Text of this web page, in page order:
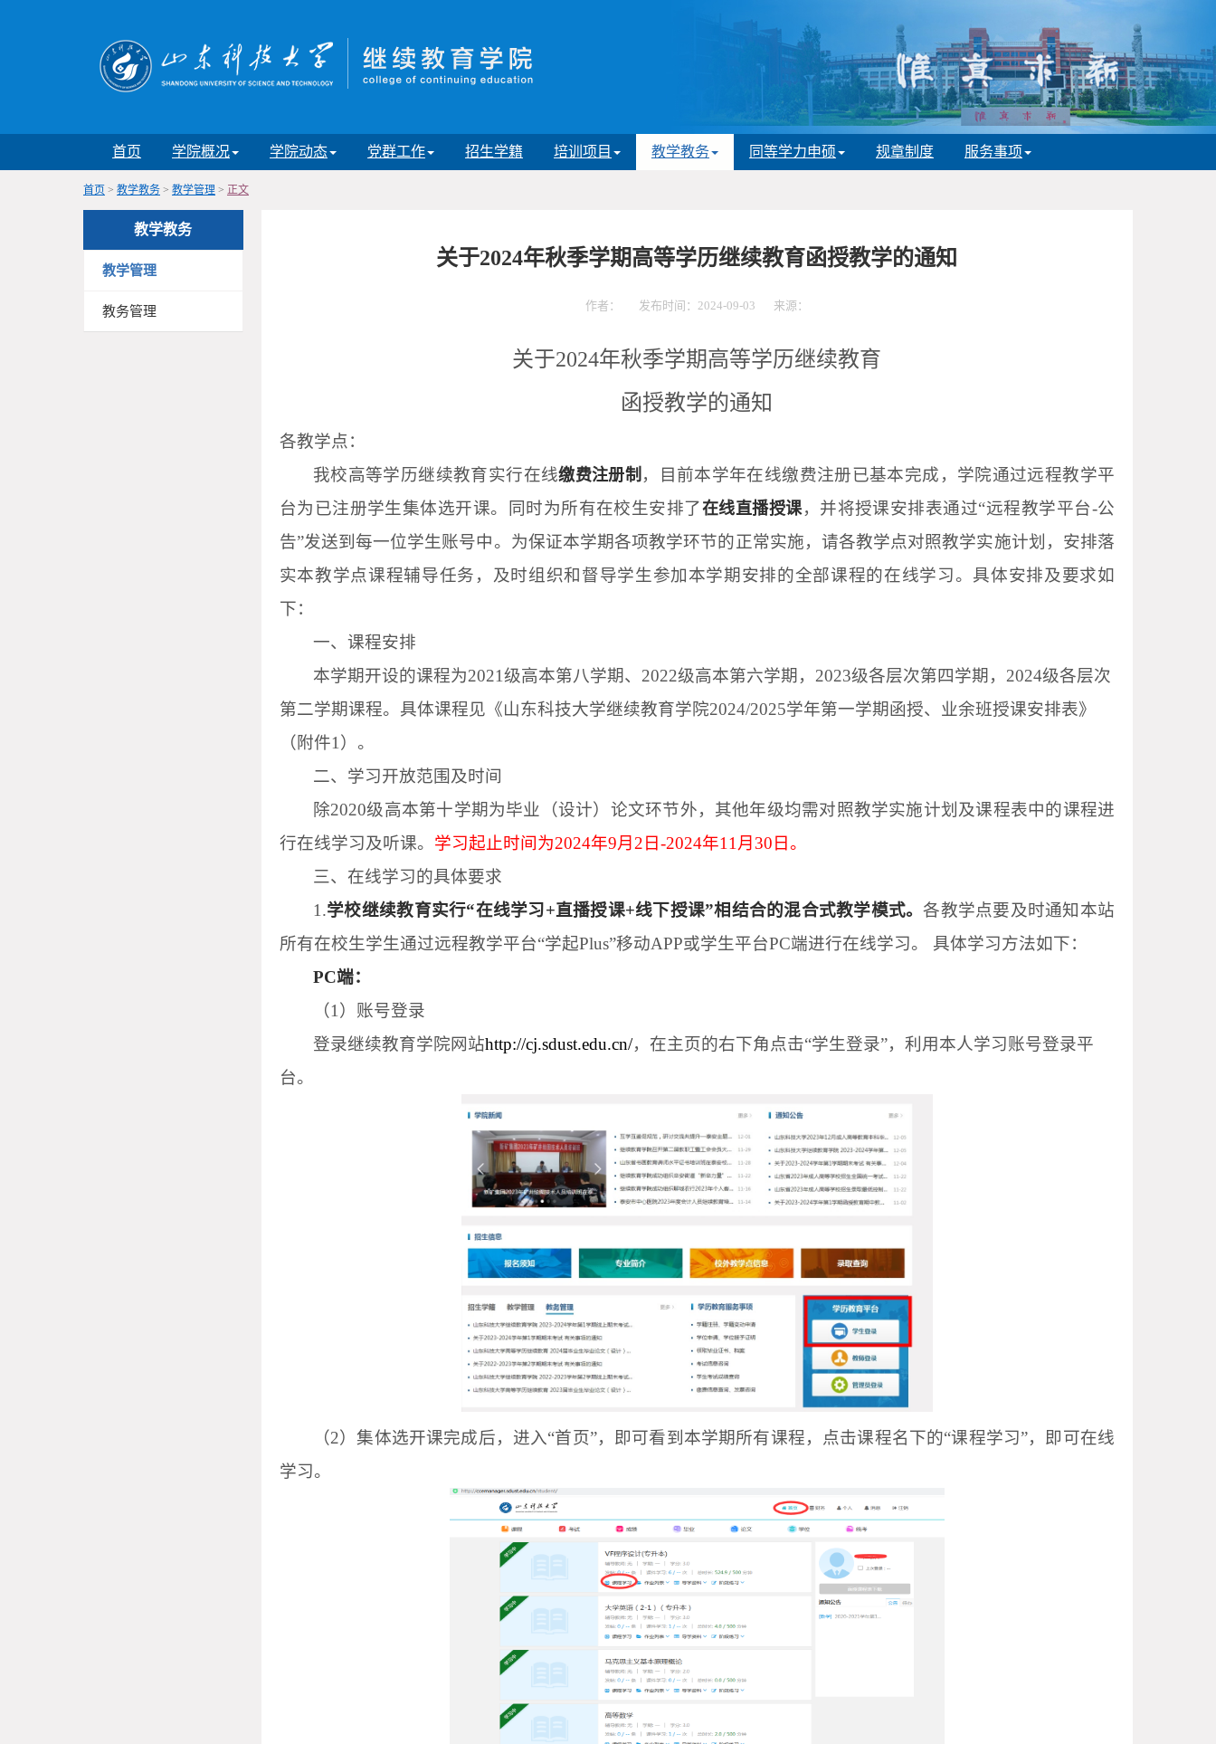
首页 学院概况 学院动态 党群工作 招生学籍 培训项目 教学教务 同等学力申硕 规章制度 服务事项
首页 > 教学教务 > 教学管理 > 正文
教学教务
教学管理
教务管理
关于2024年秋季学期高等学历继续教育函授教学的通知
作者： 发布时间：2024-09-03 来源：
关于2024年秋季学期高等学历继续教育
函授教学的通知
各教学点：
我校高等学历继续教育实行在线缴费注册制 ，目前本学年在线缴费注册已基本完成，学院通过远程教学平
台为已注册学生集体选开课。同时为所有在校生安排了在线直播授课，并将授课安排表通过“远程教学平台-公
告”发送到每一位学生账号中。为保证本学期各项教学环节的正常实施，请各教学点对照教学实施计划，安排落
实本教学点课程辅导任务，及时组织和督导学生参加本学期安排的全部课程的在线学习。具体安排及要求如
下：
一、课程安排
本学期开设的课程为2021级高本第八学期、 2022级高本第六学期， 2023级各层次第四学期， 2024级各层次
第二学期课程。具体课程见《山东科技大学继续教育学院2024/2025学年第一学期函授、业余班授课安排表》
（附件1 ）。
二、学习开放范围及时间
除2020级高本第十学期为毕业（设计）论文环节外，其他年级均需对照教学实施计划及课程表中的课程进
行在线学习及听课。 学习起止时间为2024年9月 2 日 -2024年11 月 30 日。
三、在线学习的具体要求
1.学校继续教育实行“在线学习+直播授课+线下授课”相结合的混合式教学模式。各教学点要及时通知本站
所有在校生学生通过远程教学平台“学起Plus”移动APP或学生平台PC端进行在线学习。 具体学习方法如下：
PC端：
（1 ）账号登录
登录继续教育学院网站http://cj.sdust.edu.cn/，在主页的右下角点击“学生登录”，利用本人学习账号登录平
台。
（2）集体选开课完成后，进入“首页”，即可看到本学期所有课程，点击课程名下的“课程学习”，即可在线
学习。